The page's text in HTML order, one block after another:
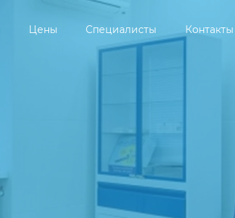
Цены Специалисты Контакты